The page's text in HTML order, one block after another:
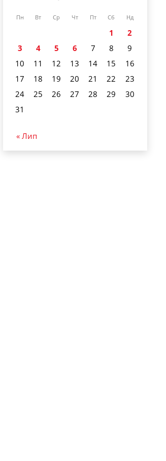
Пн Вт Ср Чт Пт Сб Нд
1
2
3
4 5 6 7 8
9
10
11 12 13 14 15
16
17
18 19 20 21 22
23
24
25 26 27 28 29
30
31
« Лип